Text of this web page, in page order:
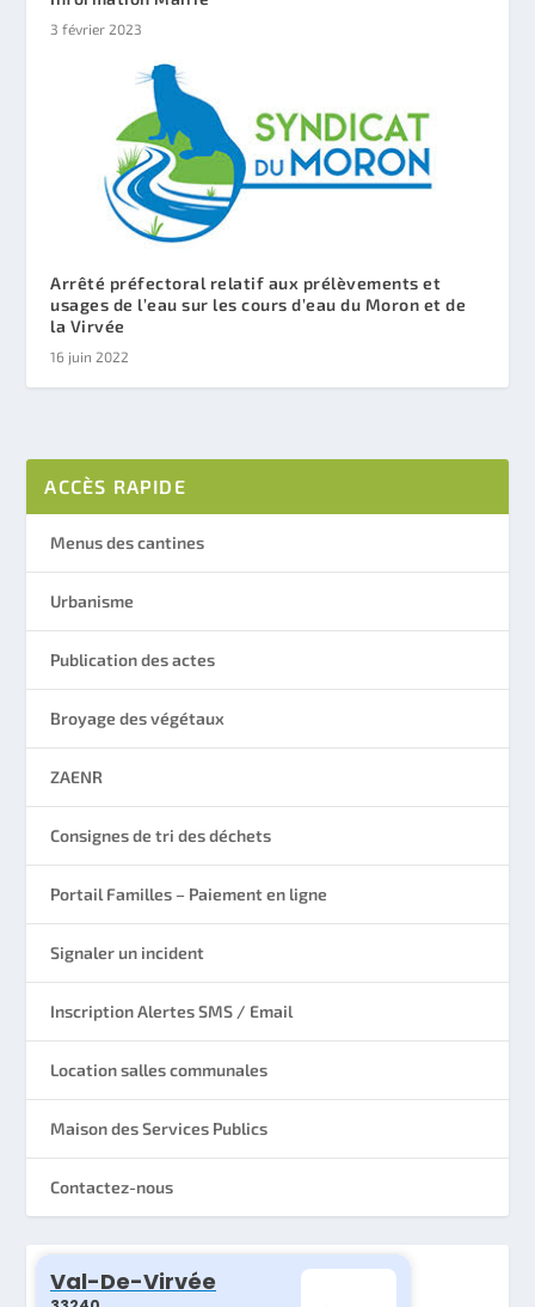
3 février 2023
Arrêté préfectoral relatif aux prélèvements et
usages de l’eau sur les cours d’eau du Moron et de
la Virvée
16 juin 2022
ACCÈS RAPIDE
Menus des cantines
Urbanisme
Publication des actes
Broyage des végétaux
ZAENR
Consignes de tri des déchets
Portail Familles – Paiement en ligne
Signaler un incident
Inscription Alertes SMS / Email
Location salles communales
Maison des Services Publics
Contactez-nous